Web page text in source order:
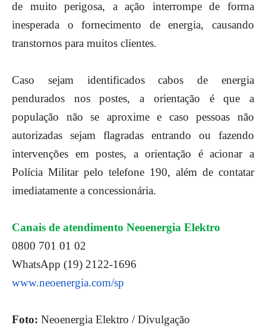
de muito perigosa, a ação interrompe de forma
inesperada o fornecimento de energia, causando
transtornos para muitos clientes.
Caso sejam identificados cabos de energia
pendurados nos postes, a orientação é que a
população não se aproxime e caso pessoas não
autorizadas sejam flagradas entrando ou fazendo
intervenções em postes, a orientação é acionar a
Polícia Militar pelo telefone 190, além de contatar
imediatamente a concessionária.
Canais de atendimento Neoenergia Elektro
0800 701 01 02
WhatsApp (19) 2122-1696
www.neoenergia.com/sp
Foto: Neoenergia Elektro / Divulgação